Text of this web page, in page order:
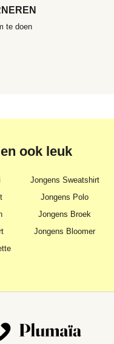
te doen
ook leuk
Jongens Sweatshirt
Jongens Polo
Jongens Broek
Jongens Bloomer